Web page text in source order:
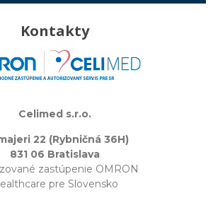
Kontakty
Celimed s.r.o.
22 (Rybničná 36H)
831 06 Bratislava
zastúpenie OMRON
pre Slovensko